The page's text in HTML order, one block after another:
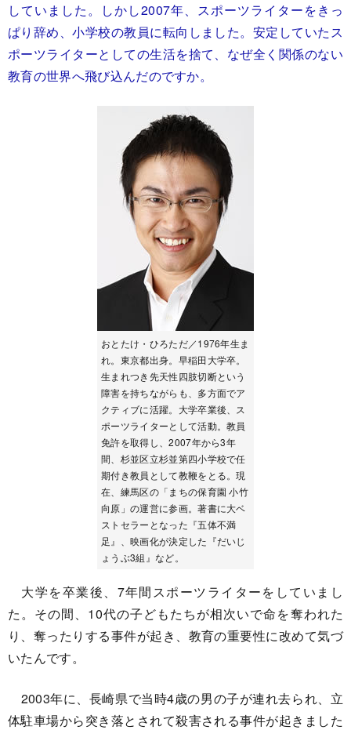
していました。しかし2007年、スポーツライターをきっ
ぱり辞め、小学校の教員に転向しました。安定していたス
ポーツライターとしての生活を捨て、なぜ全く関係のない
教育の世界へ飛び込んだのですか。
おとたけ・ひろただ／1976年生ま
れ。東京都出身。早稲田大学卒。
生まれつき先天性四肢切断という
障害を持ちながらも、多方面でア
クティブに活躍。大学卒業後、ス
ポーツライターとして活動。教員
免許を取得し、2007年から3年
間、杉並区立杉並第四小学校で任
期付き教員として教鞭をとる。現
在、練馬区の「まちの保育園 小竹
向原」の運営に参画。著書に大ベ
ストセラーとなった『五体不満
足』、映画化が決定した『だいじ
ょうぶ3組』など。
大学を卒業後、7年間スポーツライターをしていまし
た。その間、10代の子どもたちが相次いで命を奪われた
り、奪ったりする事件が起き、教育の重要性に改めて気づ
いたんです。
2003年に、長崎県で当時4歳の男の子が連れ去られ、立
体駐車場から突き落とされて殺害される事件が起きました